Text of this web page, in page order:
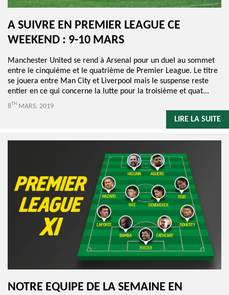
A SUIVRE EN PREMIER LEAGUE CE
WEEKEND : 9-10 MARS
Manchester United se rend à Arsenal pour un duel au sommet
entre le cinquième et le quatrième de Premier League. Le titre
se jouera entre Man City et Liverpool mais le suspense reste
entier en ce qui concerne la lutte pour la troisième et quat...
8TH MARS, 2019
LIRE LA SUITE
NOTRE EQUIPE DE LA SEMAINE EN